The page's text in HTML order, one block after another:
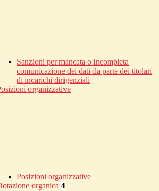
Sanzioni per mancata o incompleta
comunicazione dei dati da parte dei titolari
di incarichi dirigenziali
organizzative
Posizioni organizzative
organica 4